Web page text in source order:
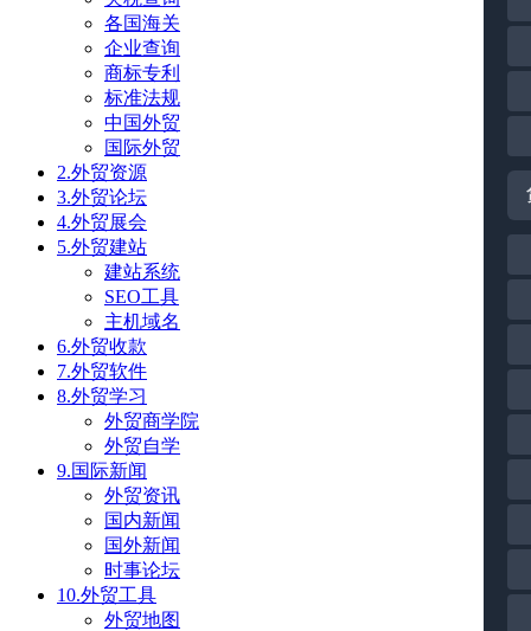
各国海关
企业查询
商标专利
标准法规
中国外贸
国际外贸
2.外贸资源
3.外贸论坛
4.外贸展会
5.外贸建站
建站系统
SEO工具
主机域名
6.外贸收款
7.外贸软件
8.外贸学习
外贸商学院
外贸自学
9.国际新闻
外贸资讯
国内新闻
国外新闻
时事论坛
10.外贸工具
外贸地图